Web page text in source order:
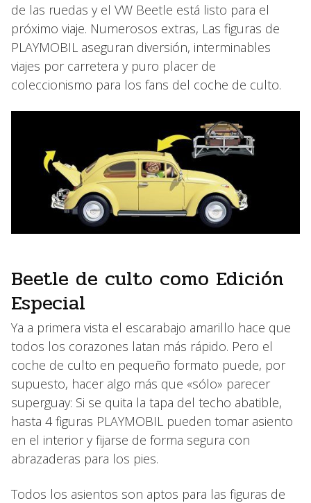
de las ruedas y el VW Beetle está listo para el
próximo viaje. Numerosos extras, Las figuras de
PLAYMOBIL aseguran diversión, interminables
viajes por carretera y puro placer de
coleccionismo para los fans del coche de culto.
Beetle de culto como Edición
Especial
Ya a primera vista el escarabajo amarillo hace que
todos los corazones latan más rápido. Pero el
coche de culto en pequeño formato puede, por
supuesto, hacer algo más que «sólo» parecer
superguay: Si se quita la tapa del techo abatible,
hasta 4 figuras PLAYMOBIL pueden tomar asiento
en el interior y fijarse de forma segura con
abrazaderas para los pies.
Todos los asientos son aptos para las figuras de